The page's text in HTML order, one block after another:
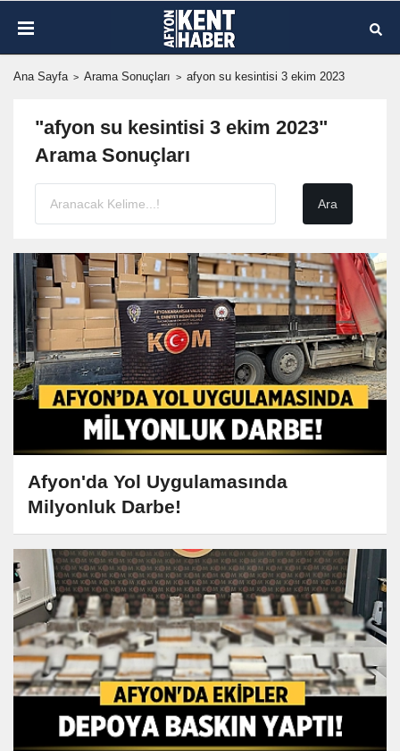
Ana Sayfa Arama Sonuçları afyon su kesintisi 3 ekim 2023
"afyon su kesintisi 3 ekim 2023"
Arama Sonuçları
Afyon'da Yol Uygulamasında
Milyonluk Darbe!